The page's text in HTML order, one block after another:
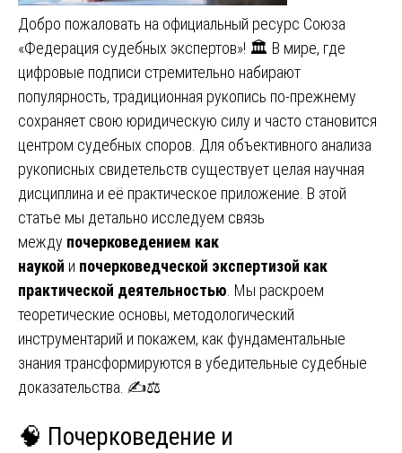
Добро пожаловать на официальный ресурс Союза
«Федерация судебных экспертов»! 🏛️ В мире, где
цифровые подписи стремительно набирают
популярность, традиционная рукопись по-прежнему
сохраняет свою юридическую силу и часто становится
центром судебных споров. Для объективного анализа
рукописных свидетельств существует целая научная
дисциплина и её практическое приложение. В этой
статье мы детально исследуем связь
между почерковедением как
наукой и почерковедческой экспертизой как
практической деятельностью . Мы раскроем
теоретические основы, методологический
инструментарий и покажем, как фундаментальные
знания трансформируются в убедительные судебные
доказательства. ✍️⚖️
🧠 Почерковедение и